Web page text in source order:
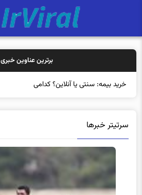
برترین عناوین خبری
خرید بیمه: سنتی یا آنلاین؟ کدامیک تجربه بهت
سرتیتر خبرها